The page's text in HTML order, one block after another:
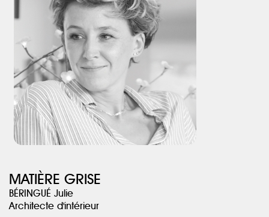
séparait la cuisine du séjour. Les meubles ont été équipés de
façades en Fenix NTM, le tout finalisé par un plan en céramique
Grâce aux nombreux rangements créés et la nouvelle
configuration, l’appartement est optimisé et semble plus
spacieux.
MATIÈRE GRISE
BÉRINGUÉ Julie
Architecte d'intérieur